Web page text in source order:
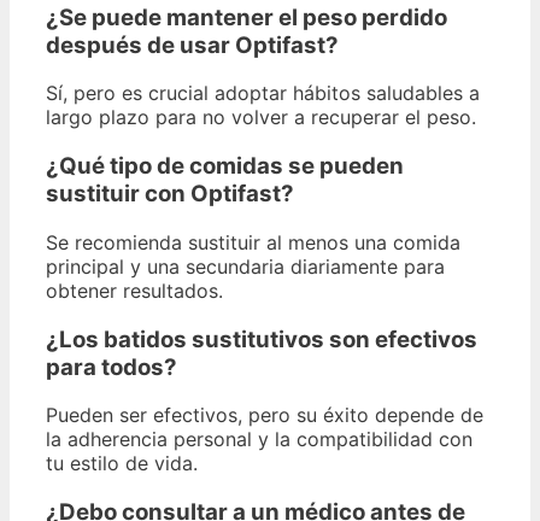
¿Se puede mantener el peso perdido
después de usar Optifast?
Sí, pero es crucial adoptar hábitos saludables a
largo plazo para no volver a recuperar el peso.
¿Qué tipo de comidas se pueden
sustituir con Optifast?
Se recomienda sustituir al menos una comida
principal y una secundaria diariamente para
obtener resultados.
¿Los batidos sustitutivos son efectivos
para todos?
Pueden ser efectivos, pero su éxito depende de
la adherencia personal y la compatibilidad con
tu estilo de vida.
¿Debo consultar a un médico antes de